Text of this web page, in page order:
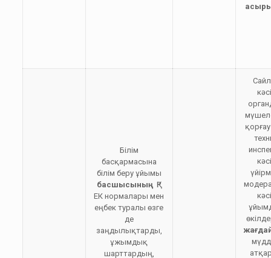
Білім
басқармасына
білім беру ұйымы
басшысының ҚР
ЕК нормалары мен
еңбек туралы өзге
де
заңдылықтарды,
ұжымдық
шарттардың,